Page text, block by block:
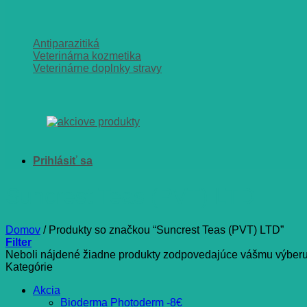
Antiparazitiká
Veterinárna kozmetika
Veterinárne doplnky stravy
Domov /Produkty so značkou “Suncrest Teas (PVT) LTD”
Filter
Neboli nájdené žiadne produkty zodpovedajúce vášmu
Kategórie
Akcia
Bioderma Photoderm -8€